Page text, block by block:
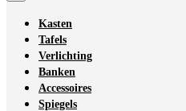
Kasten
Tafels
Verlichting
Banken
Accessoires
Spiegels